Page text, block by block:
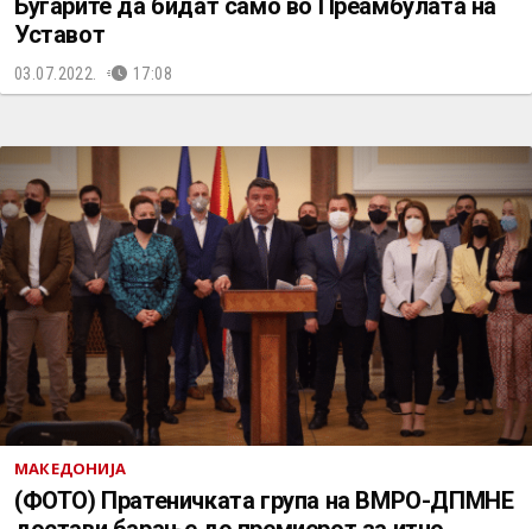
Бугарите да бидат само во Преамбулата на
Уставот
03.07.2022. 17:08
МАКЕДОНИЈА
(ФОТО) Пратеничката група на ВМРО-ДПМНЕ